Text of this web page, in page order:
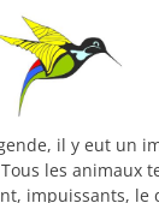
il y eut un
les animaux
impuissants, le